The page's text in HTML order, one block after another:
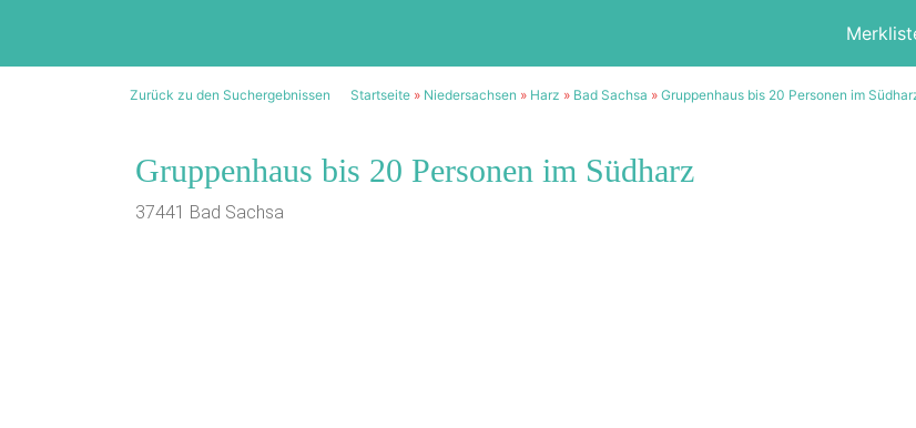
Zurück zu den Suchergebnissen Startseite » Niedersachsen » Harz » Bad Sachsa » Gruppenhaus bis 20 Personen im
Gruppenhaus bis 20 Personen im Südharz
37441 Bad Sachsa